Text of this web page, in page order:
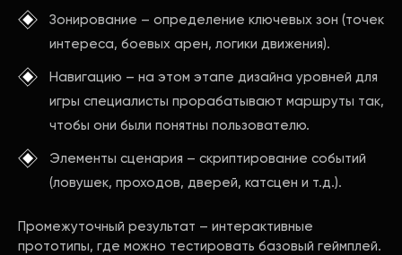
Зонирование – определение ключевых зон (точек
интереса, боевых арен, логики движения).
Навигацию – на этом этапе дизайна уровней для
игры специалисты прорабатывают маршруты так,
чтобы они были понятны пользователю.
Элементы сценария – скриптирование событий
(ловушек, проходов, дверей, катсцен и т.д.).
Промежуточный результат – интерактивные
прототипы, где можно тестировать базовый геймплей.